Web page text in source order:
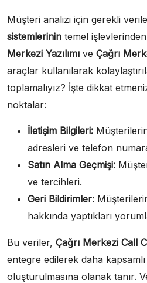
Müşteri analizi için gerekli
sistemlerinin temel
Merkezi Yazılımı ve Çağrı
araçlar kullanılarak
toplamalıyız? İşte dikkat
noktalar:
İletişim Bilgileri:
adresleri ve telefon
Satın Alma Geçmişi:
ve tercihleri.
Geri Bildirimler:
hakkında yaptıkları
Bu veriler, Çağrı Merkezi Call
entegre edilerek daha
oluşturulmasına olanak tanır.